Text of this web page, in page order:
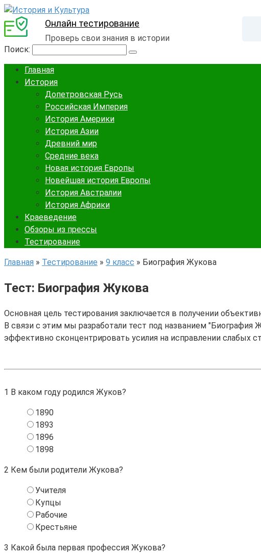
Онлайн тестирование
Проверь свои знания в истории
Поиск:
Главная
История
Допетровская Русь
Российская Империя
История Америки
История Азии
Древний мир
Средние века
Новая история Европы
Новейшая история Европы
История Австралии
История Африки
Краеведение
Обзоры из прессы
Тестирование
Главная » Тестирование » 9 класс » Биография Жукова
Тест: Биография Жукова
Основная цель тестирования заключается в получении
В связи с этим мы разработали тест под названием "Биография
эффективно сконцентрировать усилия на исправлении слабых
1 В каком году родился Жуков?
1890
1893
1896
1898
2 Кем были родители Жукова?
Учителя
Купцы
Рабочие
Крестьяне
3 Какой была первая профессия Жукова?